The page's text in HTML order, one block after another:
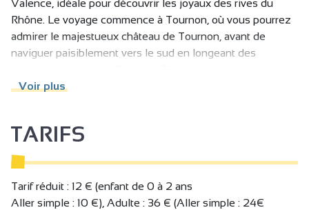
Valence, idéale pour découvrir les joyaux des rives du
Rhône. Le voyage commence à Tournon, où vous pourrez
admirer le majestueux château de Tournon, avant de
naviguer paisiblement vers le sud en longeant des
émerveiller par la vue imprenable sur le château de
Votre voyage s'achève en beauté à Valence, où vous
débarquerez à proximité du parc Jouvet, un véritable havre
de verdure. Prenez le temps de flâner dans ce parc
emblématique ou de découvrir les charmes de la ville
Voir plus
TARIFS
Tarif réduit : 12 € (enfant de 0 à 2 ans
Aller simple : 10 €), Adulte : 36 € (Aller simple : 24€